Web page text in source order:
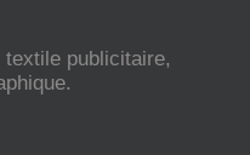
publicitaire,